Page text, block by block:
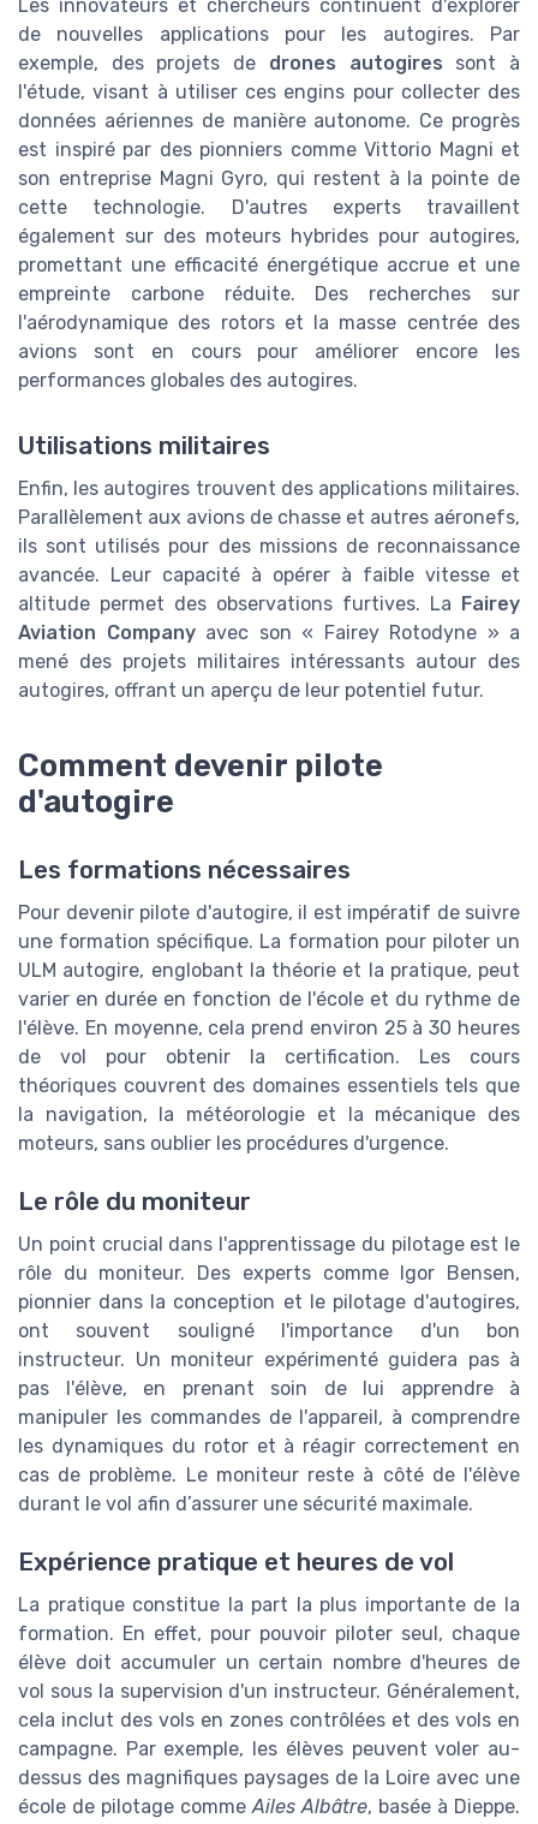
Les innovateurs et chercheurs continuent d'explorer
de nouvelles applications pour les autogires. Par
exemple, des projets de drones autogires sont à
l'étude, visant à utiliser ces engins pour collecter des
données aériennes de manière autonome. Ce progrès
est inspiré par des pionniers comme Vittorio Magni et
son entreprise Magni Gyro, qui restent à la pointe de
cette technologie. D'autres experts travaillent
également sur des moteurs hybrides pour autogires,
promettant une efficacité énergétique accrue et une
empreinte carbone réduite. Des recherches sur
l'aérodynamique des rotors et la masse centrée des
avions sont en cours pour améliorer encore les
performances globales des autogires.
Utilisations militaires
Enfin, les autogires trouvent des applications militaires.
Parallèlement aux avions de chasse et autres aéronefs,
ils sont utilisés pour des missions de reconnaissance
avancée. Leur capacité à opérer à faible vitesse et
altitude permet des observations furtives. La Fairey
Aviation Companyavec son « Fairey Rotodyne » a
mené des projets militaires intéressants autour des
autogires, offrant un aperçu de leur potentiel futur.
Comment devenir pilote
d'autogire
Les formations nécessaires
Pour devenir pilote d'autogire, il est impératif de suivre
une formation spécifique. La formation pour piloter un
ULM autogire, englobant la théorie et la pratique, peut
varier en durée en fonction de l'école et du rythme de
l'élève. En moyenne, cela prend environ 25 à 30 heures
de vol pour obtenir la certification. Les cours
théoriques couvrent des domaines essentiels tels que
la navigation, la météorologie et la mécanique des
moteurs, sans oublier les procédures d'urgence.
Le rôle du moniteur
Un point crucial dans l'apprentissage du pilotage est le
rôle du moniteur. Des experts comme Igor Bensen,
pionnier dans la conception et le pilotage d'autogires,
ont souvent souligné l'importance d'un bon
instructeur. Un moniteur expérimenté guidera pas à
pas l'élève, en prenant soin de lui apprendre à
manipuler les commandes de l'appareil, à comprendre
les dynamiques du rotor et à réagir correctement en
cas de problème. Le moniteur reste à côté de l'élève
durant le vol afin d’assurer une sécurité maximale.
Expérience pratique et heures de vol
La pratique constitue la part la plus importante de la
formation. En effet, pour pouvoir piloter seul, chaque
élève doit accumuler un certain nombre d'heures de
vol sous la supervision d'un instructeur. Généralement,
cela inclut des vols en zones contrôlées et des vols en
campagne. Par exemple, les élèves peuvent voler au-
dessus des magnifiques paysages de la Loire avec une
école de pilotage commeAiles Albâtre, basée à Dieppe.